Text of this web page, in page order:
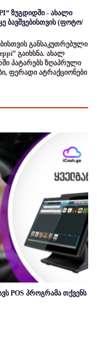
ზუგდიდში - ახალი
ბავშვებისთვის (ფოტო/
განსაკუთრებული
გაიხსნა. ახალ
პატარებს ზღაპრული
ფერადი ატრაქციონები
POS პროგრამა თქვენს